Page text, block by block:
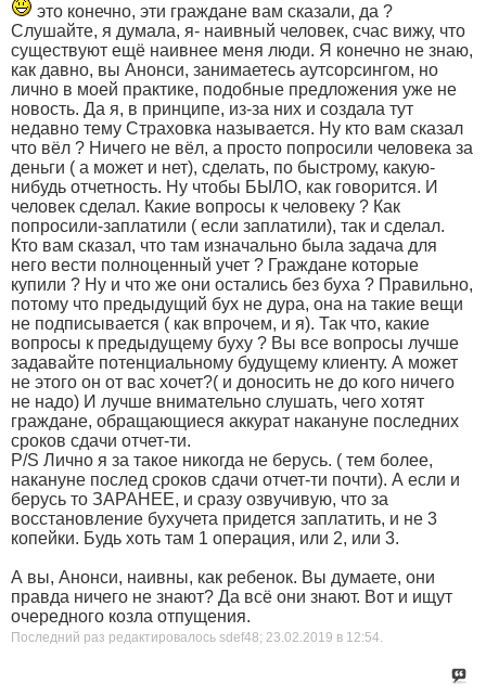
это конечно, эти граждане вам сказали, да ?
Слушайте, я думала, я- наивный человек, счас вижу, что
существуют ещё наивнее меня люди. Я конечно не знаю,
как давно, вы Анонси, занимаетесь аутсорсингом, но
лично в моей практике, подобные предложения уже не
новость. Да я, в принципе, из-за них и создала тут
недавно тему Страховка называется. Ну кто вам сказал
что вёл ? Ничего не вёл, а просто попросили человека за
деньги ( а может и нет), сделать, по быстрому, какую-
нибудь отчетность. Ну чтобы БЫЛО, как говорится. И
человек сделал. Какие вопросы к человеку ? Как
попросили-заплатили ( если заплатили), так и сделал.
Кто вам сказал, что там изначально была задача для
него вести полноценный учет ? Граждане которые
купили ? Ну и что же они остались без буха ? Правильно,
потому что предыдущий бух не дура, она на такие вещи
не подписывается ( как впрочем, и я). Так что, какие
вопросы к предыдущему буху ? Вы все вопросы лучше
задавайте потенциальному будущему клиенту. А может
не этого он от вас хочет?( и доносить не до кого ничего
не надо) И лучше внимательно слушать, чего хотят
граждане, обращающиеся аккурат накануне последних
сроков сдачи отчет-ти.
P/S Лично я за такое никогда не берусь. ( тем более,
накануне послед сроков сдачи отчет-ти почти). А если и
берусь то ЗАРАНЕЕ, и сразу озвучивую, что за
восстановление бухучета придется заплатить, и не 3
копейки. Будь хоть там 1 операция, или 2, или 3.
А вы, Анонси, наивны, как ребенок. Вы думаете, они
правда ничего не знают? Да всё они знают. Вот и ищут
очередного козла отпущения.
Последний раз редактировалось sdef48; 23.02.2019 в 12:54.